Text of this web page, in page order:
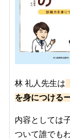
林 礼人先生は
を身につけるー
内容としては
ついて誰でも